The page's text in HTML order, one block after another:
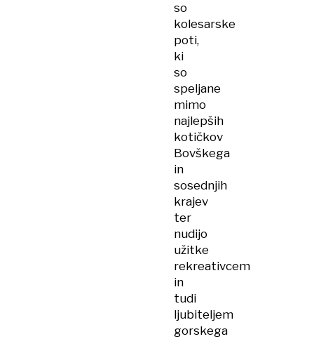
so
kolesarske
poti,
ki
so
speljane
mimo
najlepših
kotičkov
Bovškega
in
sosednjih
krajev
ter
nudijo
užitke
rekreativcem
in
tudi
ljubiteljem
gorskega